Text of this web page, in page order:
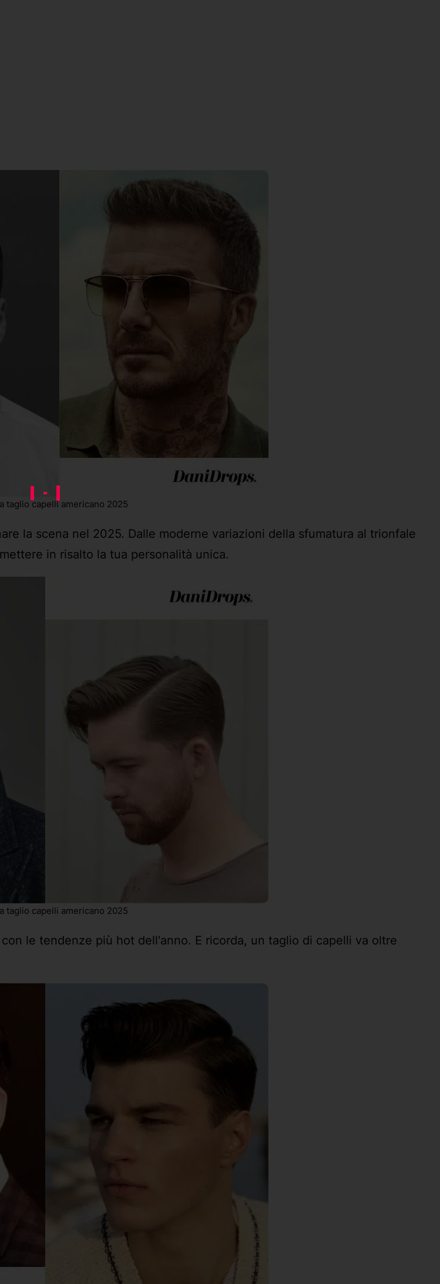
taglio capelli americano 2025
la scena nel 2025. Dalle moderne variazioni della sfumatura al trionfale
in risalto la tua personalità unica.
taglio capelli americano 2025
le tendenze più hot dell'anno. E ricorda, un taglio di capelli va oltre